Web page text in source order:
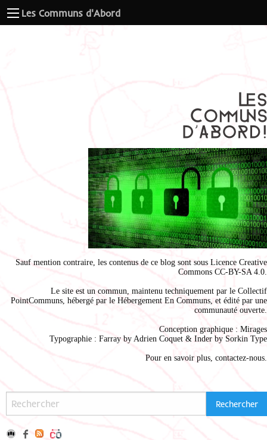
Les Communs d'Abord
Sauf mention contraire, les contenus de ce blog sont sous Licence Creative
Commons CC-BY-SA 4.0.
Le site est un commun, maintenu techniquement par le Collectif
PointCommuns, hébergé par le Hébergement En Communs, et édité par une
communauté ouverte.
Conception graphique : Mirages
Typographie : Farray by Adrien Coquet & Inder by Sorkin Type
Pour en savoir plus, contactez-nous.